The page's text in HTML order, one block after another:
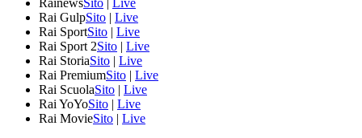
RainewsSito | Live
Rai GulpSito | Live
Rai SportSito | Live
Rai Sport 2Sito | Live
Rai StoriaSito | Live
Rai PremiumSito | Live
Rai ScuolaSito | Live
Rai YoYoSito | Live
Rai MovieSito | Live